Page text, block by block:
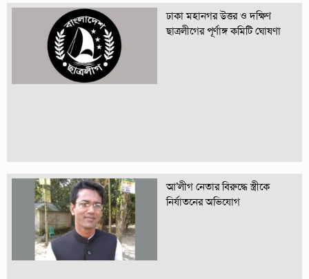
ঢাকা মহানগর উত্তর ও দক্ষিণ
ছাত্রলীগের পূর্ণাঙ্গ কমিটি ঘোষণা
আ’লীগ নেতার বিরুদ্ধে স্ত্রীকে
নির্যাতনের অভিযোগ